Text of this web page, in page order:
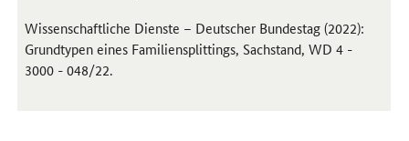
Wissenschaftliche Dienste – Deutscher Bundestag (2022):
Grundtypen eines Familiensplittings, Sachstand, WD 4 -
3000 - 048/22.